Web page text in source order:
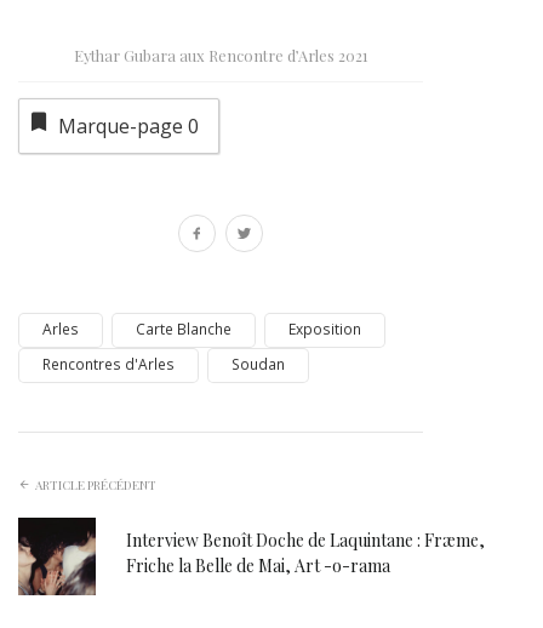
Eythar Gubara aux Rencontre d’Arles 2021
Marque-page 0
Arles Carte Blanche
Exposition
Rencontres d'Arles
Soudan
ARTICLE PRÉCÉDENT
Interview Benoît Doche de Laquintane : Fræme,
Friche la Belle de Mai, Art -o-rama